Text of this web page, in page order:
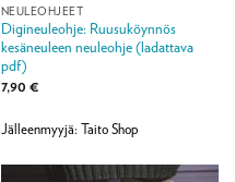
NEULEOHJEET
Digineuleohje: Ruusuköynnös
kesäneuleen neuleohje (ladattava
pdf)
7,90 €
Jälleenmyyjä: Taito Shop